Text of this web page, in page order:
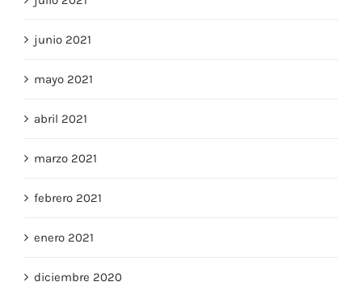
julio 2021
junio 2021
mayo 2021
abril 2021
marzo 2021
febrero 2021
enero 2021